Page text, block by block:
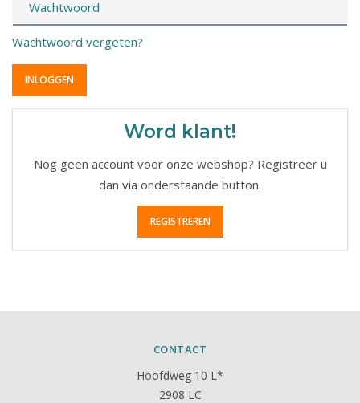
Wachtwoord vergeten?
Word klant!
Nog geen account voor onze webshop? Registreer u
dan via onderstaande button.
REGISTREREN
CONTACT
Hoofdweg 10 L*
2908 LC